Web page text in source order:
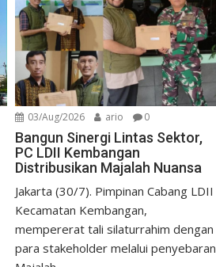
03/Aug/2026 ario 0
Bangun Sinergi Lintas Sektor,
PC LDII Kembangan
Distribusikan Majalah Nuansa
Jakarta (30/7). Pimpinan Cabang LDII
Kecamatan Kembangan,
mempererat tali silaturrahim dengan
para stakeholder melalui penyebaran